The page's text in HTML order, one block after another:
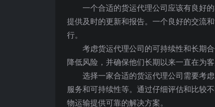
一个合适的货运代理公司应该有良好
提供及时的更新和报告。一个良好的交流
行。
考虑货运代理公司的可持续性和长期
降低风险，并确保他们长期以来一直在为客
选择一家合适的货运代理公司需要考
服务和可持续性等。通过仔细评估和比较
物运输提供可靠的解决方案。